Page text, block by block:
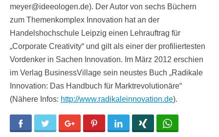
meyer@ideeologen.de). Der Autor von sechs Büchern
zum Themenkomplex Innovation hat an der
Handelshochschule Leipzig einen Lehrauftrag für
„Corporate Creativity“ und gilt als einer der profiliertesten
Vordenker in Sachen Innovation. Im März 2012 erschien
im Verlag BusinessVillage sein neustes Buch „Radikale
Innovation: Das Handbuch für Marktrevolutionäre“
(Nähere Infos: http://www.radikaleinnovation.de).
Facebook Twitter Google+ Pinterest LinkedIn